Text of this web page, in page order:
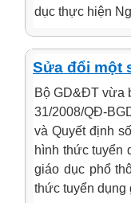
dục thực hiện
Sửa đổi một
Bộ GD&ĐT vừa
31/2008/QĐ-
và Quyết định
hình thức tuyển
giáo dục phổ
thức tuyển dụng